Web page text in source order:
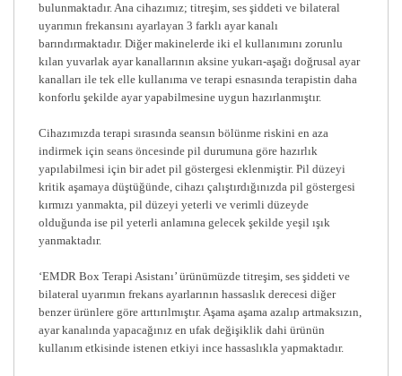
bulunmaktadır. Ana cihazımız; titreşim, ses şiddeti ve bilateral
uyarımın frekansını ayarlayan 3 farklı ayar kanalı
barındırmaktadır. Diğer makinelerde iki el kullanımını zorunlu
kılan yuvarlak ayar kanallarının aksine yukarı-aşağı doğrusal ayar
kanalları ile tek elle kullanıma ve terapi esnasında terapistin daha
konforlu şekilde ayar yapabilmesine uygun hazırlanmıştır.
Cihazımızda terapi sırasında seansın bölünme riskini en aza
indirmek için seans öncesinde pil durumuna göre hazırlık
yapılabilmesi için bir adet pil göstergesi eklenmiştir. Pil düzeyi
kritik aşamaya düştüğünde, cihazı çalıştırdığınızda pil göstergesi
kırmızı yanmakta, pil düzeyi yeterli ve verimli düzeyde
olduğunda ise pil yeterli anlamına gelecek şekilde yeşil ışık
yanmaktadır.
‘EMDR Box Terapi Asistanı’ ürünümüzde titreşim, ses şiddeti ve
bilateral uyarımın frekans ayarlarının hassaslık derecesi diğer
benzer ürünlere göre arttırılmıştır. Aşama aşama azalıp artmaksızın,
ayar kanalında yapacağınız en ufak değişiklik dahi ürünün
kullanım etkisinde istenen etkiyi ince hassaslıkla yapmaktadır.